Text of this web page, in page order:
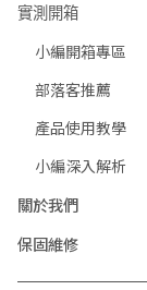
實測開箱
小編開箱專區
部落客推薦
產品使用教學
小編深入解析
關於我們
保固維修